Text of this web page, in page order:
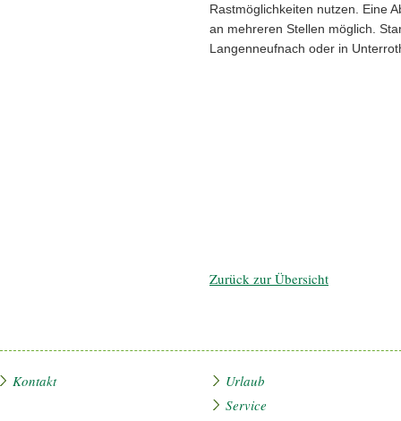
Rastmöglichkeiten nutzen. Eine
an mehreren Stellen möglich.
Langenneufnach oder in
Zurück zur Übersicht
Kontakt
Urlaub
Service